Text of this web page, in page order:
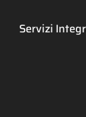
Servizi